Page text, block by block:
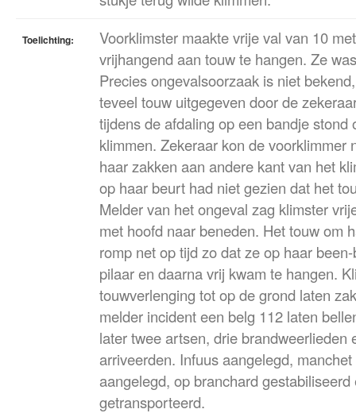
Toelichting:
Voorklimster maakte vrije val van 10
vrijhangend aan touw te hangen. Ze
Precies ongevalsoorzaak is niet
teveel touw uitgegeven door de
tijdens de afdaling op een bandje stond
klimmen. Zekeraar kon de voorklimmer
haar zakken aan andere kant van het
op haar beurt had niet gezien dat het
Melder van het ongeval zag klimster
met hoofd naar beneden. Het touw om
romp net op tijd zo dat ze op haar
pilaar en daarna vrij kwam te hangen.
touwverlenging tot op de grond laten
melder incident een belg 112 laten
later twee artsen, drie brandweerlieden
arriveerden. Infuus aangelegd,
aangelegd, op branchard
getransporteerd.